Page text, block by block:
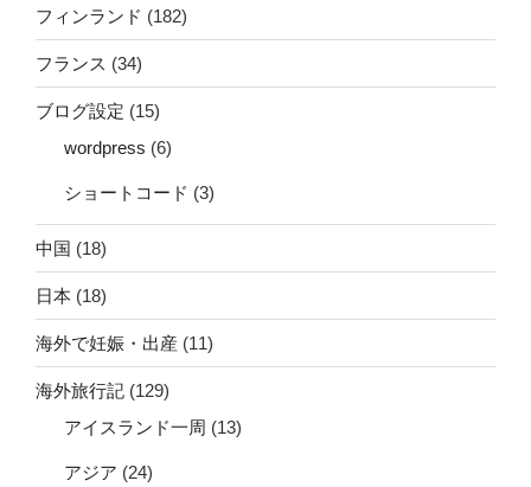
フィンランド (182)
フランス (34)
ブログ設定 (15)
wordpress (6)
ショートコード (3)
中国 (18)
日本 (18)
海外で妊娠・出産 (11)
海外旅行記 (129)
アイスランド一周 (13)
アジア (24)